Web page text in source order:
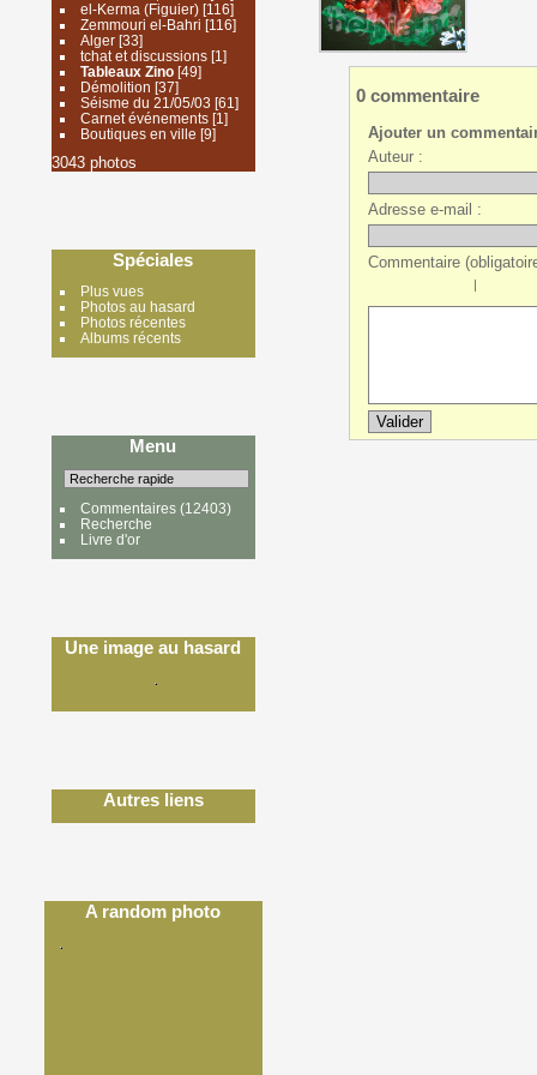
el-Kerma (Figuier)[116]
Zemmouri el-Bahri [116]
Alger[33]
tchat et discussions[1]
Tableaux Zino[49]
Démolition [37]
Séisme du 21/05/03 [61]
Carnet événements[1]
Boutiques en ville [9]
3043 photos
Spéciales
Plus vues
Photos au hasard
Photos récentes
Albums récents
Menu
Commentaires(12403)
Recherche
Livre d'or
Une image au hasard
Autres liens
A random photo
0 commentaire
Ajouter un
Auteur :
Adresse e-mail :
Commentaire
|